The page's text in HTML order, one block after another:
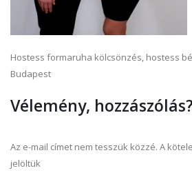
Hostess formaruha kölcsönzés, hostess
Budapest
Vélemény, hozzászólás?
Az e-mail címet nem tesszük közzé. A
jelöltük